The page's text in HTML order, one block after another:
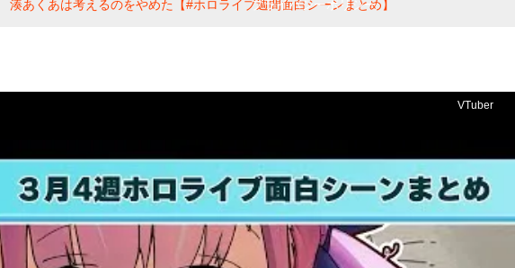
プライバシーポリシー
湊あくあは考えるのをやめた【#ホロライブ週間面白シーンまとめ】
VTuber